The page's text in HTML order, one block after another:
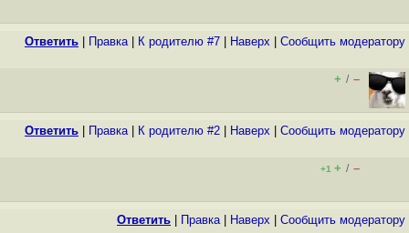
Ответить Правка| К родителю #7 Наверх Cообщить модератору
+ / –
Ответить Правка| К родителю #2 Наверх Cообщить модератору
+1 + / –
Ответить Правка| Наверх Cообщить модератору